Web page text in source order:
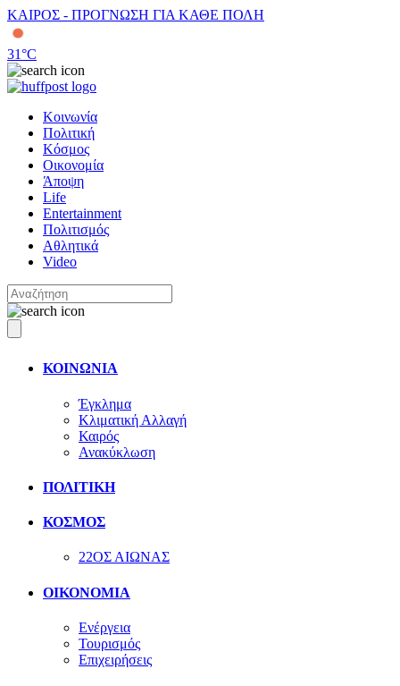
ΚΑΙΡΟΣ - ΠΡΟΓΝΩΣΗ ΓΙΑ ΚΑΘΕ ΠΟΛΗ
31°C
Κοινωνία
Πολιτική
Κόσμος
Οικονομία
Άποψη
Life
Entertainment
Πολιτισμός
Αθλητικά
Video
ΚΟΙΝΩΝΙΑ
Έγκλημα
Κλιματική Αλλαγή
Καιρός
Ανακύκλωση
ΠΟΛΙΤΙΚΗ
ΚΟΣΜΟΣ
22ΟΣ ΑΙΩΝΑΣ
ΟΙΚΟΝΟΜΙΑ
Ενέργεια
Τουρισμός
Επιχειρήσεις